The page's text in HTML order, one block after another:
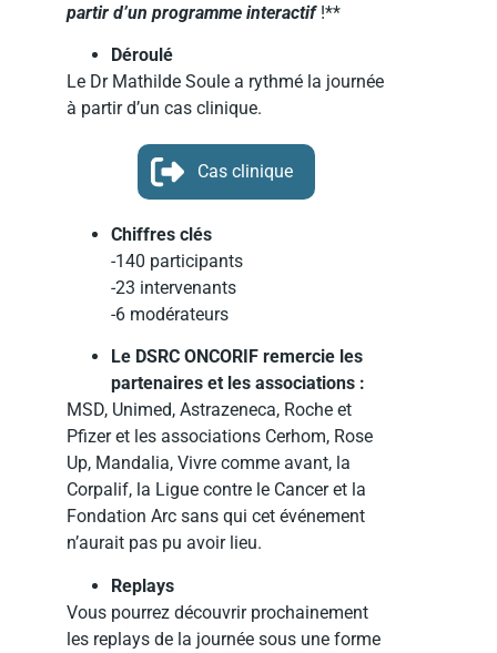
partir d’un programme interactif!**
Déroulé
Le Dr Mathilde Soule a rythmé la journée
à partir d’un cas clinique.
Cas clinique
Chiffres clés
-140 participants
-23 intervenants
-6 modérateurs
Le DSRC ONCORIF remercie les
partenaires et les associations :
MSD, Unimed, Astrazeneca, Roche et
Pfizer et les associations Cerhom, Rose
Up, Mandalia, Vivre comme avant, la
Corpalif, la Ligue contre le Cancer et la
Fondation Arc sans qui cet événement
n’aurait pas pu avoir lieu.
Replays
Vous pourrez découvrir prochainement
les replays de la journée sous une forme